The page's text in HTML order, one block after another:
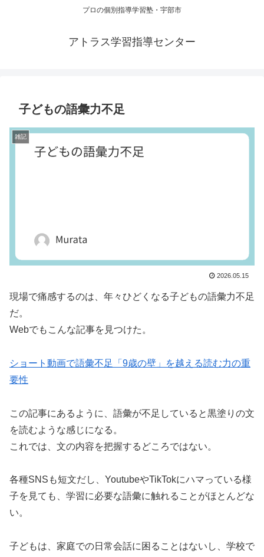
プロの個別指導学習塾・宇部市
アトラス学習指導センター
子どもの語彙力不足
雑記
2026.05.15
現場で痛感するのは、年々ひどくなる子どもの語彙力不足
だ。
Webでもこんな記事を見つけた。
ショート動画で語彙不足「9歳の壁」を越える読む力の重
要性
この記事にあるように、語彙が不足していると黒塗りの文
を読むような感じになる。
これでは、文の内容を把握するどころではない。
各種SNSも短文だし、YoutubeやTikTokにハマっている様
子を見ても、学習に必要な語彙に触れることがほとんどな
い。
子どもは、家庭での日常会話に困ることはないし、学校で